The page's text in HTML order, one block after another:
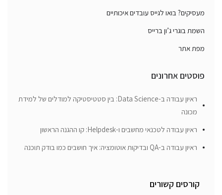
מעסיקים? בואו לגייס עובדים איכותיים
השמת בוגרי ג’ון ברייס
מפת אתר
פוסטים אחרונים
ראיון עבודה ב-Data Science: בין סטטיסטיקה למודלים של למידת
מכונה
ראיון עבודה לטכנאי מחשבים ו-Helpdesk: קו ההגנה הראשון
ראיון עבודה ב-QA ובדיקות אוטומציה: איך חושבים כמו בודק תוכנה
קורסים קשורים